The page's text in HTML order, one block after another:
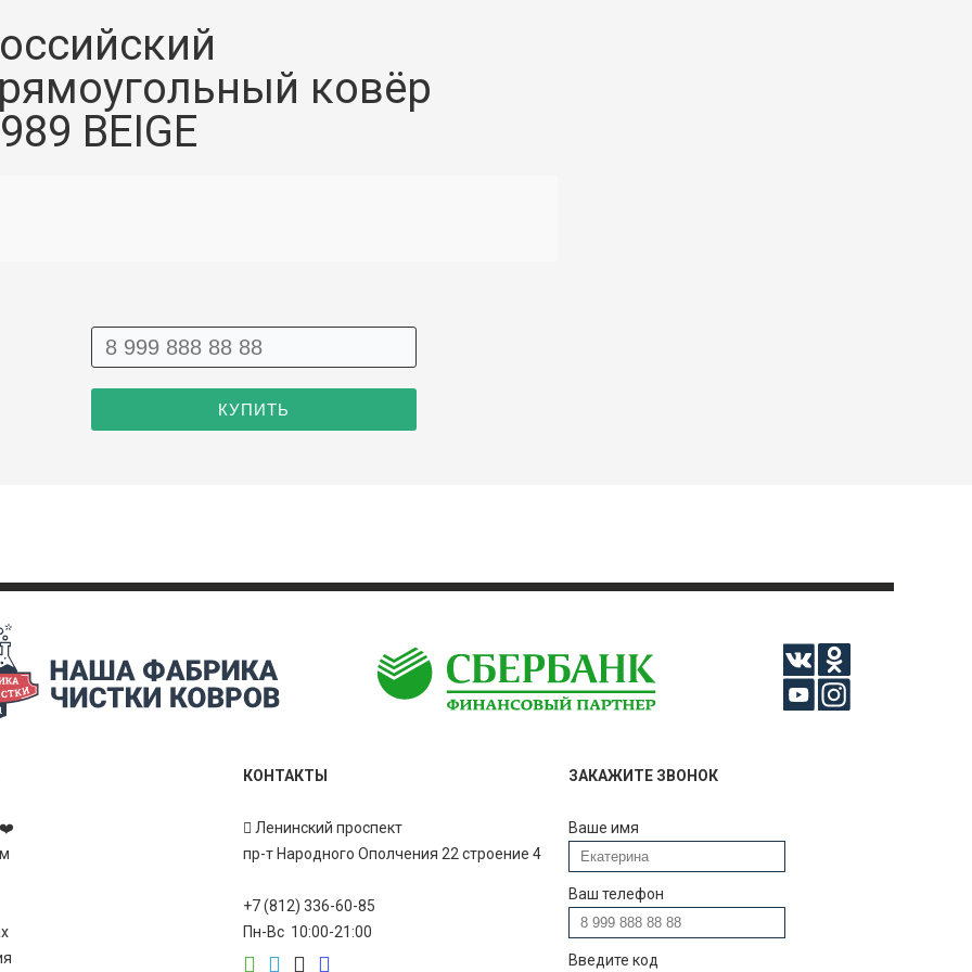
ковёр
BEIGE
❤️
КОНТАКТЫ
Ленинский проспект
пр-т Народного Ополчения 22 строение 4
+7 (812) 336-60-85
Пн-Вс 10:00-21:00
ЗАКАЖИТЕ ЗВОНОК
Ваше имя
Ваш телефон
Введите код